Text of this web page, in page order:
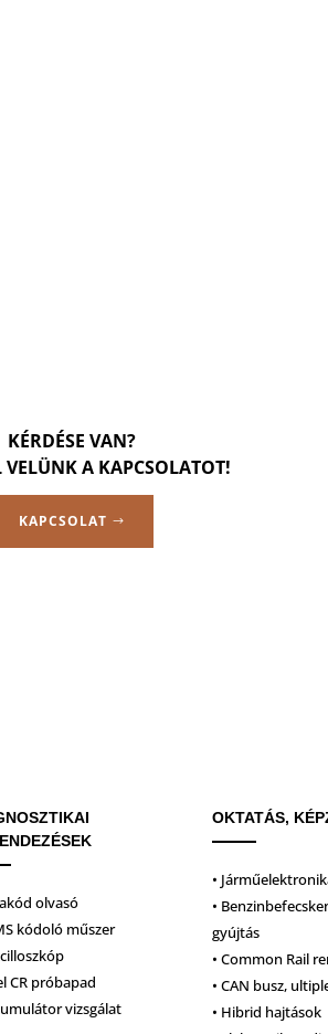
KÉRDÉSE VAN?
VELÜNK A KAPCSOLATOT!
KAPCSOLAT
olvasó
kódoló műszer
CR próbapad
vizsgálat
OKTATÁS,
•
•
gyújtás
• Common Rail
• CAN busz,
• Hibrid hajtások